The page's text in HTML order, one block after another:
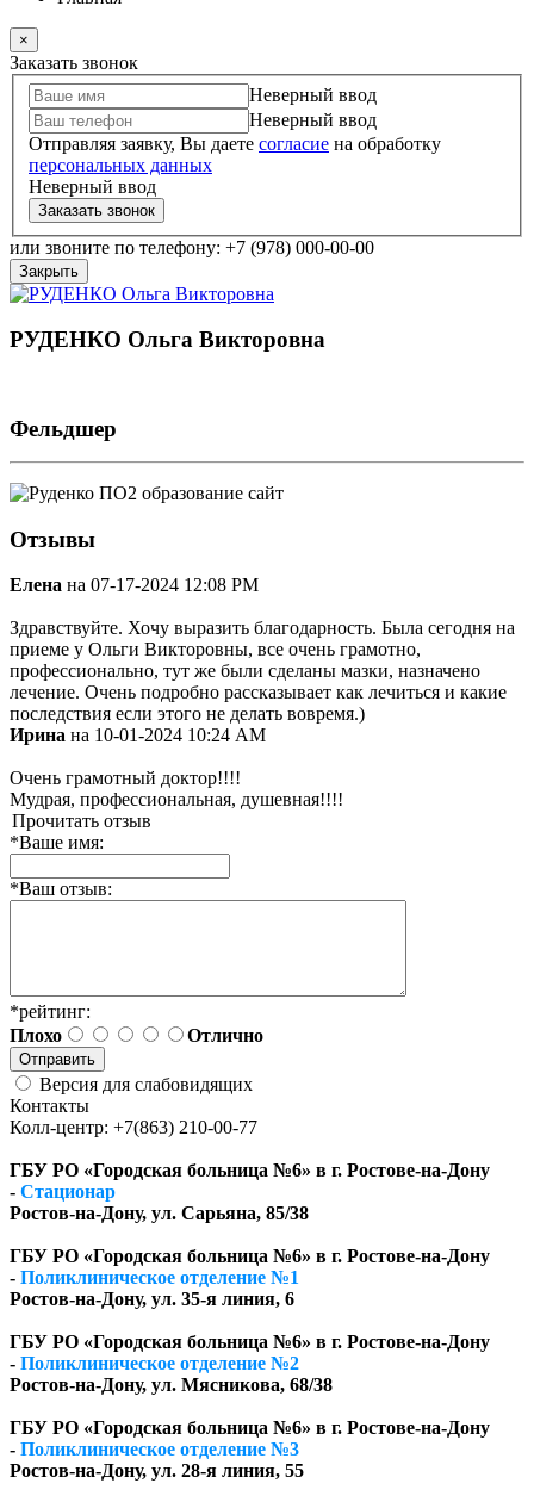
×
Заказать звонок
Неверный ввод
Неверный ввод
Отправляя заявку, Вы даете согласие на обработку
персональных данных
Неверный ввод
Заказать звонок
или звоните по телефону: +7 (978) 000-00-00
Закрыть
РУДЕНКО Ольга Викторовна
Фельдшер
Отзывы
Елена на 07-17-2024 12:08 PM
Здравствуйте. Хочу выразить благодарность. Была сегодня на
приеме у Ольги Викторовны, все очень грамотно,
профессионально, тут же были сделаны мазки, назначено
лечение. Очень подробно рассказывает как лечиться и какие
последствия если этого не делать вовремя.)
Ирина на 10-01-2024 10:24 AM
Очень грамотный доктор!!!!
Мудрая, профессиональная, душевная!!!!
Прочитать отзыв
*Ваше имя:
*Ваш отзыв:
*рейтинг:
Плохо
Отлично
Версия для слабовидящих
Контакты
Колл-центр: +7(863) 210-00-77
ГБУ РО «Городская больница №6» в г. Ростове-на-Дону
- Стационар
Ростов-на-Дону, ул. Сарьяна, 85/38
ГБУ РО «Городская больница №6» в г. Ростове-на-Дону
- Поликлиническое отделение №1
Ростов-на-Дону, ул. 35-я линия, 6
ГБУ РО «Городская больница №6» в г. Ростове-на-Дону
- Поликлиническое отделение №2
Ростов-на-Дону, ул. Мясникова, 68/38
ГБУ РО «Городская больница №6» в г. Ростове-на-Дону
- Поликлиническое отделение №3
Ростов-на-Дону, ул. 28-я линия, 55